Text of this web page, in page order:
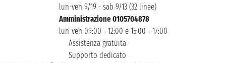
lun-ven 9/19 - sab 9/13 (32 linee)
Amministrazione 0105704878
lun-ven 09:00 - 12:00 e 15:00 - 17:00
Assistenza gratuita
Supporto dedicato